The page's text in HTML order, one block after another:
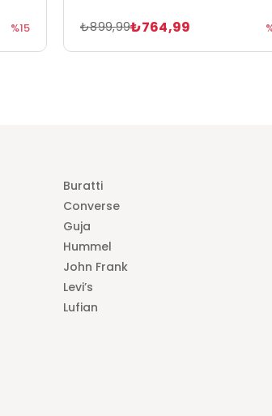
%15 ₺764,99
₺899,99
Buratti
Converse
Guja
Hummel
John Frank
Levi’s
Lufian